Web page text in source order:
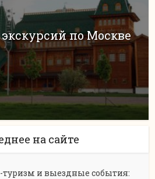
по Москве
на сайте
туризм и выездные события: